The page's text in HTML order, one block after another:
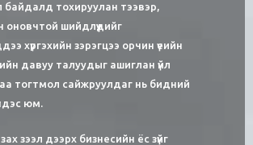
байдалд тохируулан тээвэр,
оновчтой шийдлүүдийг
хүргэхийн зэрэгцээ орчин үеийн
давуу талуудыг ашиглан үйл
тогтмол сайжруулдаг нь бидний
юм.
зээл дээрх бизнесийн ёс зүйг